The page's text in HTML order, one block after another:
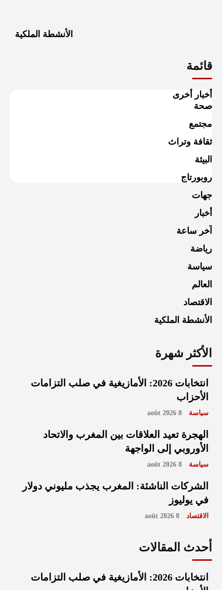
الأنشطة الملكية
قائمة
أخبار أخرى
صحة
مجتمع
ثقافة وتراث
البيئة
روبورتاج
جهات
أخبار
آخر ساعة
رياضة
سياسة
العالم
الاقتصاد
الأنشطة الملكية
الأكثر شهرة
انتخابات 2026: الأمازيغية في صلب التزامات
الأحزاب
سياسة 8 août 2026
الهجرة تعيد العلاقات بين المغرب والاتحاد
الأوروبي إلى الواجهة
سياسة 8 août 2026
الشركات الناشئة: المغرب يجذب مليوني دولار
في يوليوز
الاقتصاد 8 août 2026
أحدث المقالات
انتخابات 2026: الأمازيغية في صلب التزامات